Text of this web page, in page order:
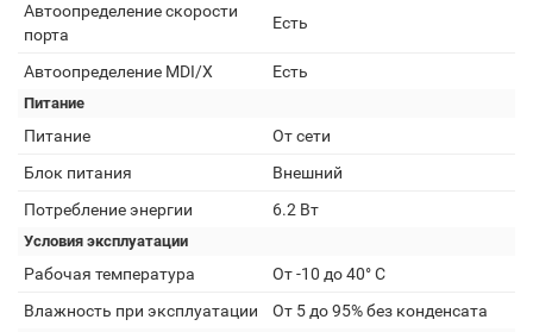
Автоопределение скорости
порта
Есть
Автоопределение MDI/X Есть
Питание
Питание
От сети
Блок питания
Внешний
Потребление энергии
6.2 Вт
Условия эксплуатации
Рабочая температура
От -10 до 40° C
Влажность при эксплуатации
От 5 до 95% без конденсата